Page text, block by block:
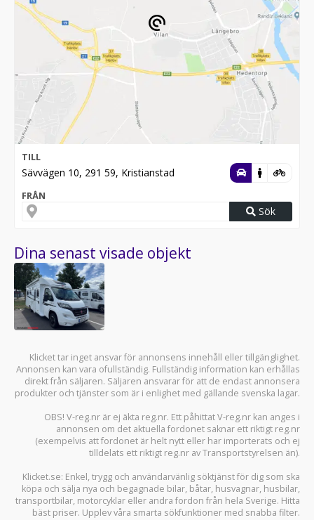
TILL
Sävvägen 10, 291 59, Kristianstad
FRÅN
Sök
Dina senast visade objekt
Klicket tar inget ansvar för annonsens innehåll eller tillgänglighet.
Annonsen kan vara ofullständig. Fullständig information kan erhållas
direkt från säljaren. Säljaren ansvarar för att de endast annonsera
produkter och tjänster som är i enlighet med gällande svenska lagar.
OBS! V-reg.nr är ej äkta reg.nr. Ett påhittat V-reg.nr kan anges i
annonsen om det aktuella fordonet saknar ett riktigt reg.nr
(exempelvis att fordonet är helt nytt eller har importerats och ej
tilldelats ett riktigt reg.nr av Transportstyrelsen än).
Klicket.se: Enkel, trygg och användarvänlig söktjänst för dig som ska
köpa och sälja nya och begagnade bilar, båtar, husvagnar, husbilar,
transportbilar, motorcyklar eller andra fordon från hela Sverige. Hitta
bäst priser. Upplev våra smarta sökfunktioner med snabba filter.